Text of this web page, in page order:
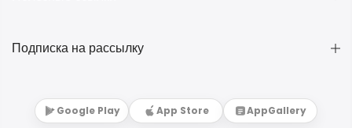
Подписка на рассылку
Google Play App Store AppGallery